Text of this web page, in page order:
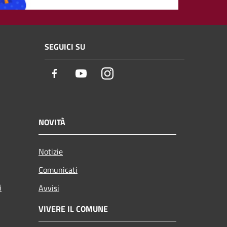
SEGUICI SU
Facebook YoutubeInstagram
NOVITÀ
Notizie
Comunicati
Avvisi
VIVERE IL COMUNE